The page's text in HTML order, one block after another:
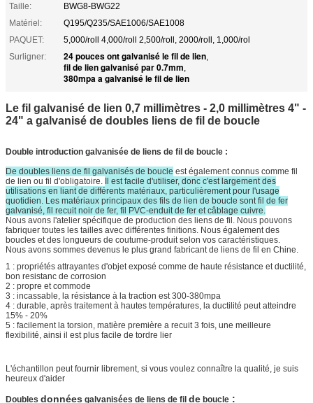
Taille:
BWG8-BWG22
Matériel:
Q195/Q235/SAE1006/SAE1008
PAQUET:
5,000/roll 4,000/roll 2,500/roll, 2000/roll, 1,000/rol
Surligner:
24 pouces ont galvanisé le fil de lien,
fil de lien galvanisé par 0.7mm,
380mpa a galvanisé le fil de lien
Le fil galvanisé de lien 0,7 millimètres - 2,0 millimètres 4" -
24" a galvanisé de doubles liens de fil de boucle
Double introduction galvanisée de liens de fil de boucle :
De doubles liens de fil galvanisés de boucle est également connus comme fil
de lien ou fil d'obligatoire. Il est facile d'utiliser, donc c'est largement des
utilisations en liant de différents matériaux, particulièrement pour l'usage
quotidien. Les matériaux principaux des fils de lien de boucle sont fil de fer
galvanisé, fil recuit noir de fer, fil PVC-enduit de fer et câblage cuivre.
Nous avons l'atelier spécifique de production des liens de fil. Nous pouvons
fabriquer toutes les tailles avec différentes finitions. Nous également des
boucles et des longueurs de coutume-produit selon vos caractéristiques.
Nous avons sommes devenus le plus grand fabricant de liens de fil en Chine.
1 : propriétés attrayantes d'objet exposé comme de haute résistance et ductilité,
bon resistanc de corrosion
2 : propre et commode
3 : incassable, la résistance à la traction est 300-380mpa
4 : durable, après traitement à hautes températures, la ductilité peut atteindre
15% - 20%
5 : facilement la torsion, matière première a recuit 3 fois, une meilleure
flexibilité, ainsi il est plus facile de tordre lier
L'échantillon peut fournir librement, si vous voulez connaître la qualité, je suis
heureux d'aider
Doubles données galvanisées de liens de fil de boucle :